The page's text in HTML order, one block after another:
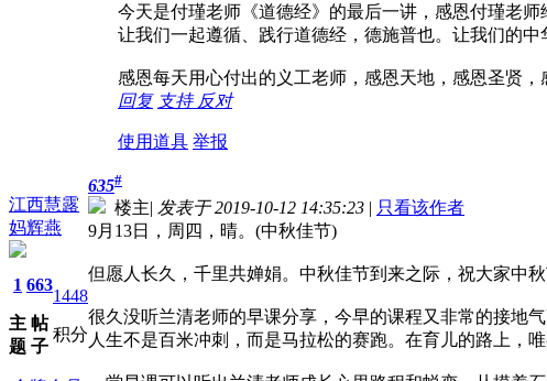
今天是付瑾老师《道德经》的最后一讲，感恩付瑾老师给我
让我们一起遵循、践行道德经，德施普也。让我们的
感恩每天用心付出的义工老师，感恩天地，感恩圣贤，
回复 支持 反对
使用道具 举报
江西慧露
妈辉燕
1
主
题
663
帖
子
1448
积分
635#
楼主| 发表于 2019-10-12 14:35:23 | 只看该作者
9月13日，周四，晴。(中秋佳节)
但愿人长久，千里共婵娟。中秋佳节到来之际，祝大家中秋
很久没听兰清老师的早课分享，今早的课程又非常的接地气
人生不是百米冲刺，而是马拉松的赛跑。在育儿的路上，